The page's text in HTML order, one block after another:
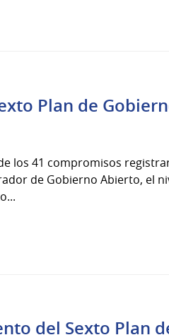
Plan de
los 41 compromisos
de Gobierno Abierto, el
del Sexto Plan